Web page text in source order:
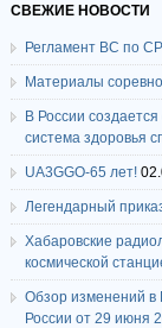
СВЕЖИЕ НОВОСТИ
Регламент ВС по
Материалы
В России
система здоровья
UA3GGO-65 лет!
Легендарный
Хабаровские
космической
Обзор изменений
России от 29 июня